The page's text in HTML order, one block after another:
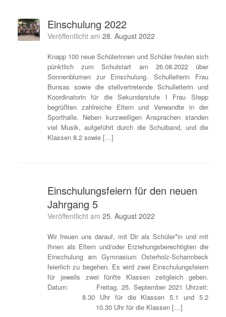
Einschulung 2022
Veröffentlicht am 28. August 2022
Knapp 100 neue Schülerinnen und Schüler freuten sich
pünktlich zum Schulstart am 26.08.2022 über
Sonnenblumen zur Einschulung. Schulleiterin Frau
Bunsas sowie die stellvertretende Schulleiterin und
Koordinatorin für die Sekundarstufe I Frau Stepp
begrüßten zahlreiche Eltern und Verwandte in der
Sporthalle. Neben kurzweiligen Ansprachen standen
viel Musik, aufgeführt durch die Schulband, und die
Klassen 8.2 sowie […]
Einschulungsfeiern für den neuen
Jahrgang 5
Veröffentlicht am 25. August 2022
Wir freuen uns darauf, mit Dir als Schüler*in und mit
Ihnen als Eltern und/oder Erziehungsberechtigten die
Einschulung am Gymnasium Osterholz-Scharmbeck
feierlich zu begehen. Es wird zwei Einschulungsfeiern
für jeweils zwei fünfte Klassen zeitgleich geben.
Datum: Freitag, 25. September 2021 Uhrzeit:
8.30 Uhr für die Klassen 5.1 und 5.2
10.30 Uhr für die Klassen […]